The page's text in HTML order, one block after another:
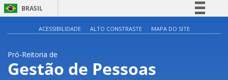
BRASIL
Acesso à informação
ACESSIBILIDADE ALTO CONSTRASTE MAPA DO SITE
Pró-Reitoria de
Gestão de Pessoas